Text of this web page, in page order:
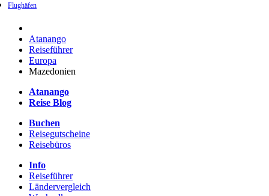
Flughäfen
Atanango
Reiseführer
Europa
Mazedonien
Atanango
Reise Blog
Buchen
Reisegutscheine
Reisebüros
Info
Reiseführer
Ländervergleich